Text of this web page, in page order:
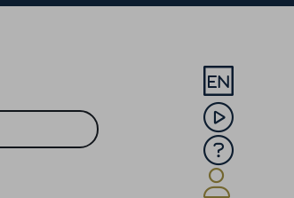
Sprache
Mediathek
Hilfe